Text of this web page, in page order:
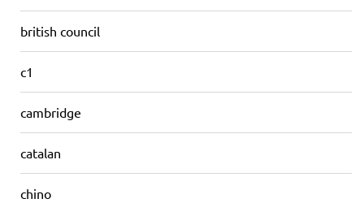
british council
c1
cambridge
catalan
chino